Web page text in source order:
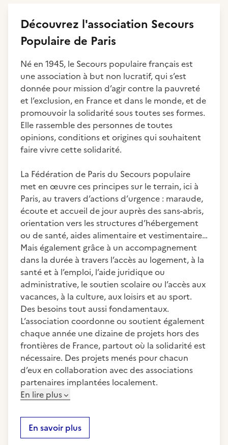
Découvrez l'association Secours
Populaire de Paris
Né en 1945, le Secours populaire français est
une association à but non lucratif, qui s’est
donnée pour mission d’agir contre la pauvreté
et l’exclusion, en France et dans le monde, et de
promouvoir la solidarité sous toutes ses formes.
Elle rassemble des personnes de toutes
opinions, conditions et origines qui souhaitent
faire vivre cette solidarité.
La Fédération de Paris du Secours populaire
met en œuvre ces principes sur le terrain, ici à
Paris, au travers d’actions d’urgence : maraude,
écoute et accueil de jour auprès des sans-abris,
orientation vers les structures d’hébergement
ou de santé, aides alimentaire et vestimentaire…
Mais également grâce à un accompagnement
dans la durée à travers l’accès au logement, à la
santé et à l’emploi, l’aide juridique ou
administrative, le soutien scolaire ou l’accès aux
vacances, à la culture, aux loisirs et au sport.
Des besoins tout aussi fondamentaux.
L’association coordonne ou soutient également
chaque année une dizaine de projets hors des
frontières de France, partout où la solidarité est
nécessaire. Des projets menés pour chacun
d’eux en collaboration avec des associations
partenaires implantées localement.
En lire plus
En savoir plus